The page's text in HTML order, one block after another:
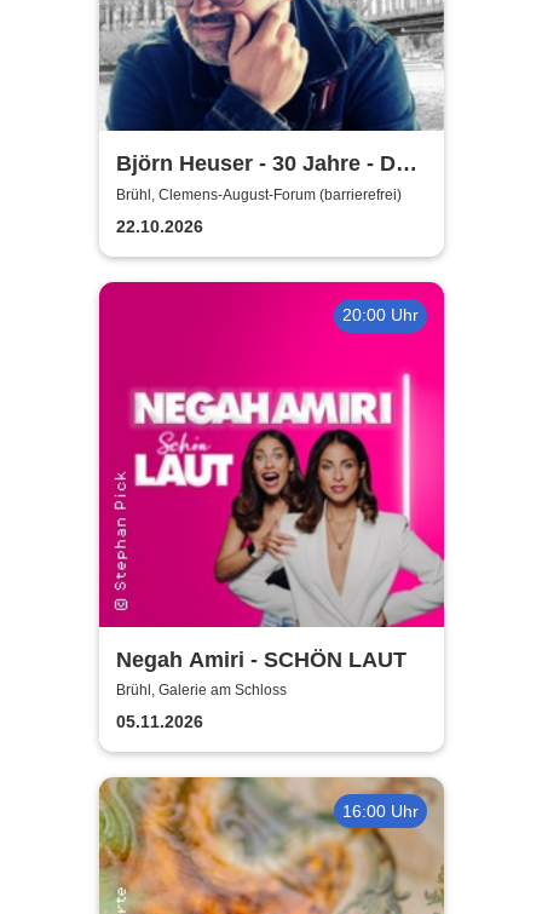
Björn Heuser - 30 Jahre - Das
Jubiläumskonzert
Brühl, Clemens-August-Forum (barrierefrei)
22.10.2026
20:00 Uhr
Negah Amiri - SCHÖN LAUT
Brühl, Galerie am Schloss
05.11.2026
16:00 Uhr